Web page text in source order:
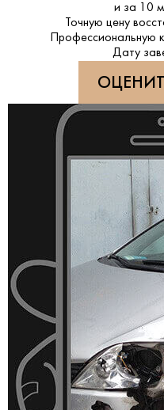
и за 10
Точную цену
Профессиональную
Дату